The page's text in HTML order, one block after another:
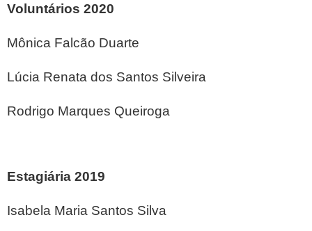
Voluntários 2020
Mônica Falcão Duarte
Lúcia Renata dos Santos Silveira
Rodrigo Marques Queiroga
Estagiária 2019
Isabela Maria Santos Silva